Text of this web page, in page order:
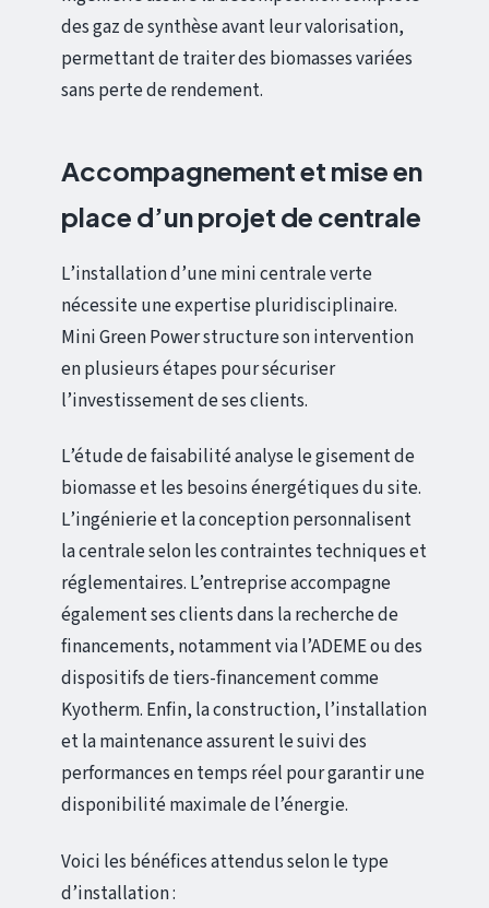
des gaz de synthèse avant leur valorisation,
permettant de traiter des biomasses variées
sans perte de rendement.
Accompagnement et mise en
place d’un projet de centrale
L’installation d’une mini centrale verte
nécessite une expertise pluridisciplinaire.
Mini Green Power structure son intervention
en plusieurs étapes pour sécuriser
l’investissement de ses clients.
L’étude de faisabilité analyse le gisement de
biomasse et les besoins énergétiques du site.
L’ingénierie et la conception personnalisent
la centrale selon les contraintes techniques et
réglementaires. L’entreprise accompagne
également ses clients dans la recherche de
financements, notamment via l’ADEME ou des
dispositifs de tiers-financement comme
Kyotherm. Enfin, la construction, l’installation
et la maintenance assurent le suivi des
performances en temps réel pour garantir une
disponibilité maximale de l’énergie.
Voici les bénéfices attendus selon le type
d’installation :